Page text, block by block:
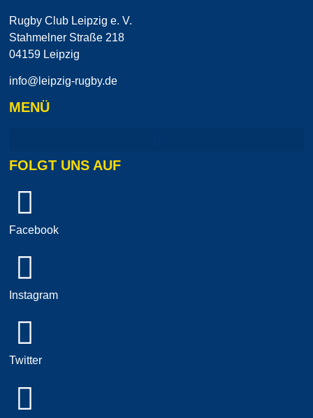
Rugby Club Leipzig e. V.
Stahmelner Straße 218
04159 Leipzig
info@leipzig-rugby.de
MENÜ
FOLGT UNS AUF
Facebook
Instagram
Twitter